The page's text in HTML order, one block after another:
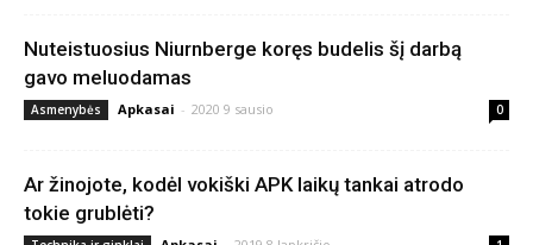
Nuteistuosius Niurnberge koręs budelis šį darbą
gavo meluodamas
Asmenybės Apkasai - 2020 9 sausio 0
Ar žinojote, kodėl vokiški APK laikų tankai atrodo
tokie grublėti?